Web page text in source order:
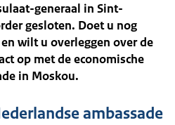
generaal in Sint-
gesloten. Doet u nog
wilt u overleggen over de
op met de economische
in Moskou.
ambassade